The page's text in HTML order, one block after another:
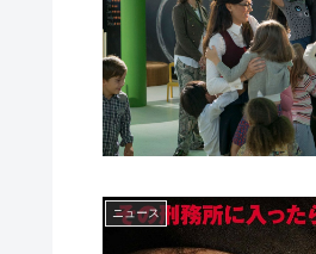
ニュース